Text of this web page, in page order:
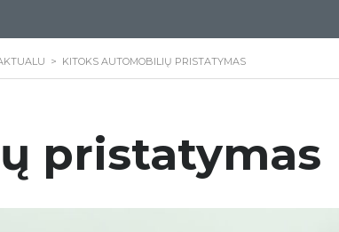
> KITOKS AUTOMOBILIŲ PRISTATYMAS
pristatymas